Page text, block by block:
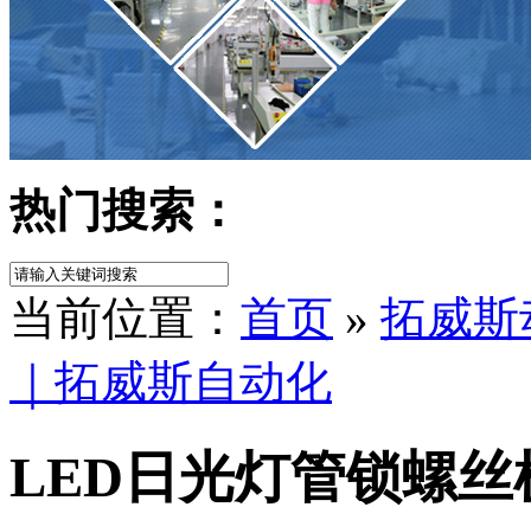
热门搜索：
当前位置： 首页 » 拓威斯
｜拓威斯自动化
LED日光灯管锁螺